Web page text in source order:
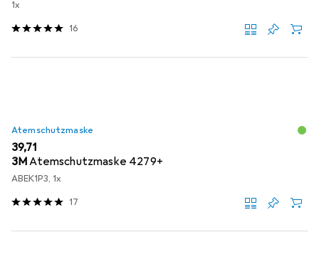
1x
16
Atemschutzmaske
EUR
39,71
3MAtemschutzmaske 4279+
ABEK1P3, 1x
17